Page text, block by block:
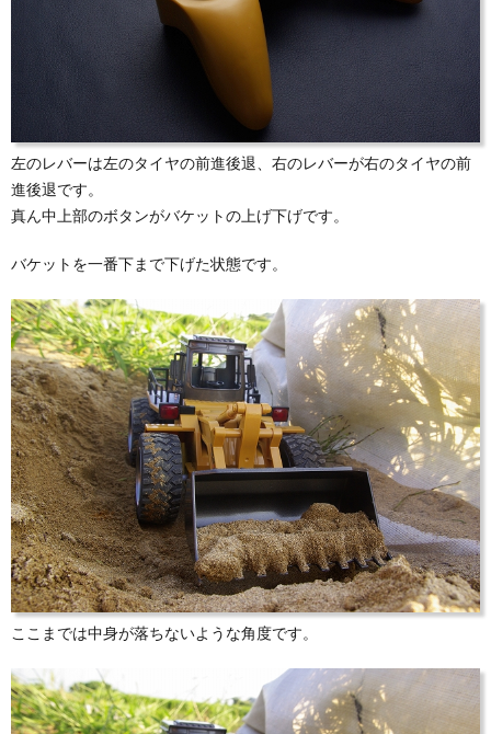
左のレバーは左のタイヤの前進後退、右のレバーが右のタイヤの前
進後退です。
真ん中上部のボタンがバケットの上げ下げです。
バケットを一番下まで下げた状態です。
ここまでは中身が落ちないような角度です。